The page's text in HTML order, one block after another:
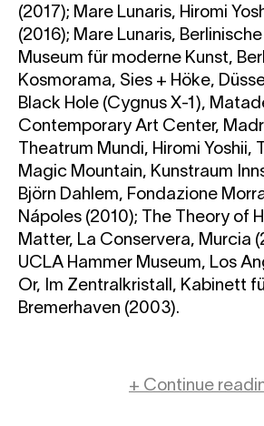
(2017); Mare Lunaris, Hiromi
(2016); Mare Lunaris,
Museum für moderne Kunst,
Kosmorama, Sies + Höke,
Black Hole (Cygnus X-1),
Contemporary Art Center,
Theatrum Mundi, Hiromi Yoshii,
Magic Mountain, Kunstraum
Björn Dahlem, Fondazione
Nápoles (2010); The Theory of
Matter, La Conservera, Murcia
UCLA Hammer Museum, Los
Or, Im Zentralkristall, Kabinett
Bremerhaven (2003).
+ Continue